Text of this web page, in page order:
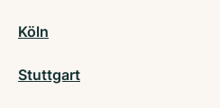
Köln
Stuttgart